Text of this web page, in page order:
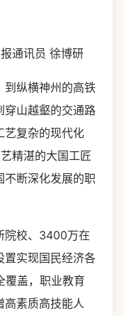
通讯员 徐博研
纵横神州的高铁
穿山越壑的交通路
艺复杂的现代化
精湛的大国工匠
不断深化发展的职
校、3400万在
置实现国民经济各
覆盖，职业教育
高素质高技能人